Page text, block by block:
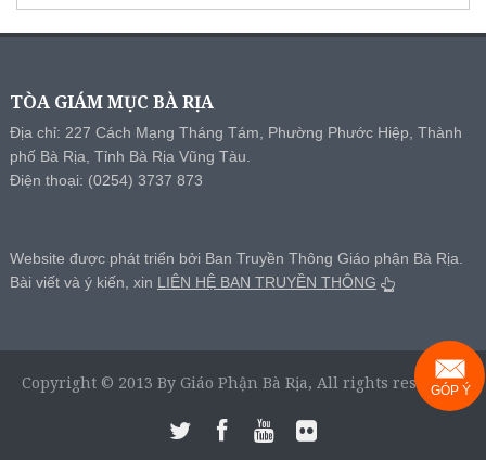
TÒA GIÁM MỤC BÀ RỊA
Địa chỉ: 227 Cách Mạng Tháng Tám, Phường Phước Hiệp, Thành
phố Bà Rịa, Tỉnh Bà Rịa Vũng Tàu.
Điện thoại: (0254) 3737 873
Website được phát triển bởi Ban Truyền Thông Giáo phận Bà Rịa.
Bài viết và ý kiến, xin LIÊN HỆ BAN TRUYỀN THÔNG
Copyright © 2013 By Giáo Phận Bà Rịa, All rights reserved.
GÓP Ý